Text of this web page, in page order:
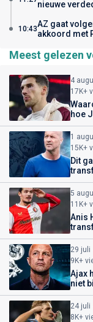
nieuwe
10:43AZ gaat
akkoord met
Meest gelezen
4
17K+
hoe
1
15K+
Dit
5
11K+
Anis
29 juli
9K+
Ajax
niet
24 juli
8K+